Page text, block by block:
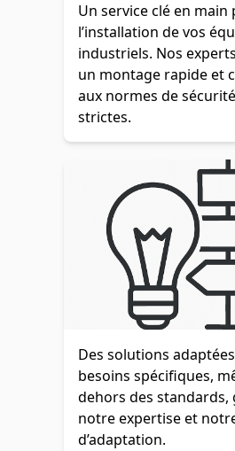
Un service clé en main
l’installation de vos
industriels. Nos
un montage rapide et
aux normes de
strictes.
Des solutions
besoins spécifiques,
dehors des standards,
notre expertise et
d’adaptation.